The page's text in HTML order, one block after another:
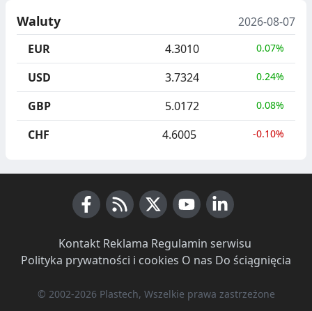
Waluty
2026-08-07
EUR
4.3010 0.07%
USD 3.7324 0.24%
GBP 5.0172 0.08%
CHF 4.6005 -0.10%
Kontakt· Reklama Regulamin serwisu
Polityka prywatności i cookies O nas Do ściągnięcia
© 2002-2026 Plastech, Wszelkie prawa zastrzeżone